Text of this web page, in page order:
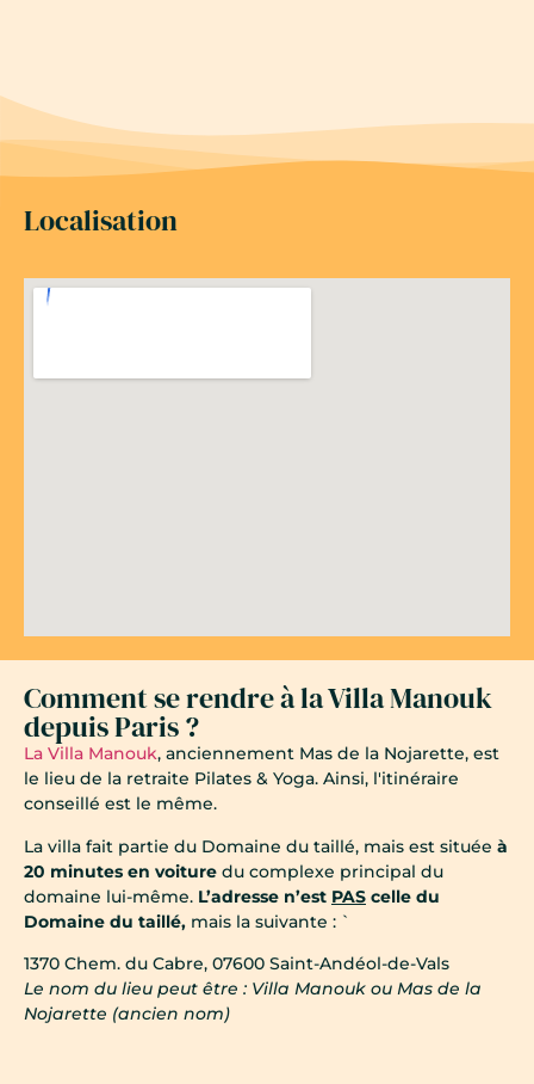
Localisation
Comment se rendre à la Villa Manouk
depuis Paris ?
La Villa Manouk, anciennement Mas de la Nojarette, est
le lieu de la retraite Pilates & Yoga. Ainsi, l'itinéraire
conseillé est le même.
La villa fait partie du Domaine du taillé, mais est située à
20 minutes en voiture du complexe principal du
domaine lui-même. L’adresse n’est PAS celle du
Domaine du taillé, mais la suivante : `
1370 Chem. du Cabre, 07600 Saint-Andéol-de-Vals
Le nom du lieu peut être : Villa Manouk ou Mas de la
Nojarette (ancien nom)